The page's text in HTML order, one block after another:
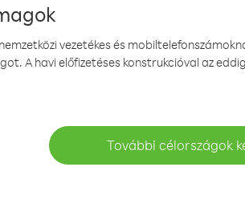
vezetékes és
A havi előfizetéses konstrukcióval az
További célországok